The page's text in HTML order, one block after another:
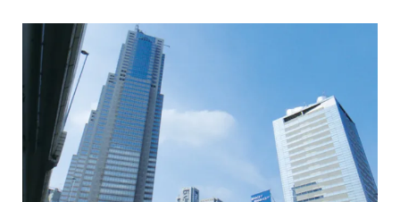
商社
興和、岡谷鋼機、第一実業、大塚商会、東陽、豊島、槌屋、
瀧定名古屋、矢崎総業、鈴与商事、NX商事、JALUX、トヨ
タモビリティパーツ、シャープマーケティングジャパン、パ
ナソニックマーケティングジャパン、豊通マテリアル、豊通
エネルギー、三菱商事テクノス、カネスエ、日本ロレアル、
良品計画、シャネル、リシュモンジャパン など
運輸・物流